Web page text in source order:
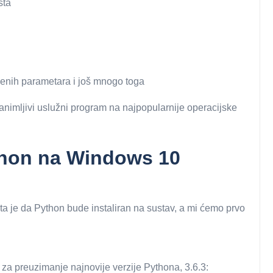
parametara i još mnogo toga
uslužni program na najpopularnije operacijske
na Windows 10
je da Python bude instaliran na sustav, a mi ćemo prvo
preuzimanje najnovije verzije Pythona, 3.6.3: